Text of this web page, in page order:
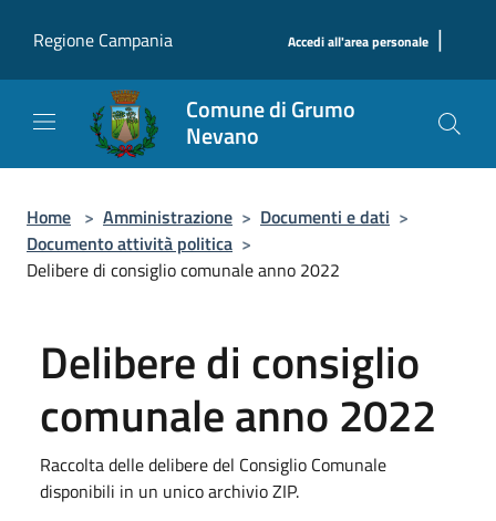
Regione Campania
Accedi all'area personale |
Comune di Grumo
Nevano
Home > Amministrazione > Documenti e dati >
Documento attività politica >
Delibere di consiglio comunale anno 2022
Delibere di consiglio
comunale anno 2022
Raccolta delle delibere del Consiglio Comunale
disponibili in un unico archivio ZIP.